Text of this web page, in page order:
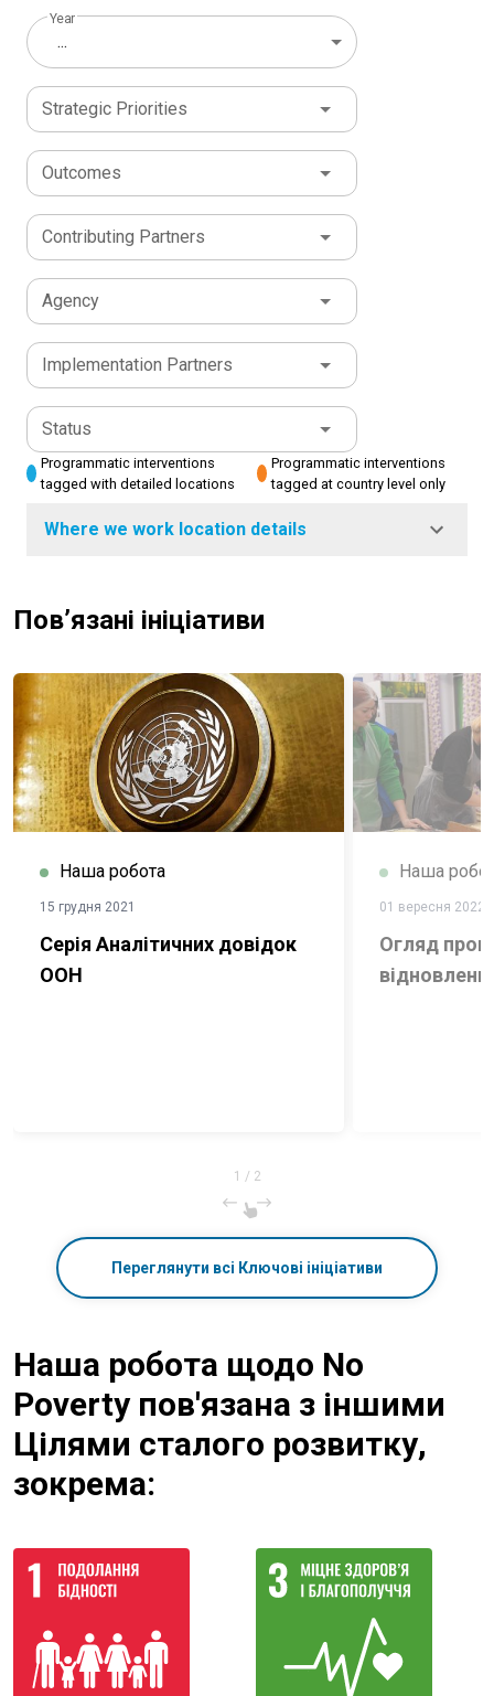
Year
...
Strategic Priorities
Outcomes
Contributing Partners
Agency
Implementation Partners
Status
Programmatic interventions
tagged with detailed locations
Programmatic interventions
tagged at country level only
Where we work location details
Пов’язані ініціативи
Наша робота
15 грудня 2021
Серія Аналітичних довідок
ООН
Наша
01 вересня 2022
Огляд
1 / 2
Переглянути всі Ключові ініціативи
Наша робота щодо No
Poverty пов'язана з іншими
Цілями сталого розвитку,
зокрема: